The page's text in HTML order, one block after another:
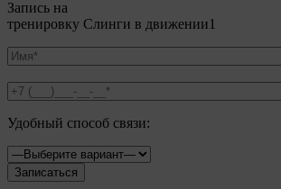
Запись на
тренировку Слинги в движении1
Удобный способ связи: